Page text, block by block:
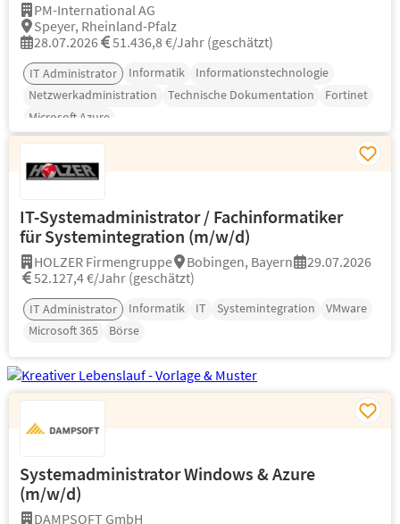
PM-International AG
Speyer, Rheinland-Pfalz
28.07.2026
51.436,8 €/Jahr (geschätzt)
IT Administrator Informatik
Informationstechnologie
Netzwerkadministration
Technische Dokumentation
Fortinet
Microsoft Azure
IT-Systemadministrator / Fachinformatiker
für Systemintegration (m/w/d)
HOLZER Firmengruppe Bobingen, Bayern
29.07.2026
52.127,4 €/Jahr (geschätzt)
IT Administrator Informatik IT Systemintegration
VMware
Microsoft 365
Börse
Systemadministrator Windows & Azure
(m/w/d)
DAMPSOFT GmbH